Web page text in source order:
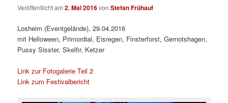
Veröffentlicht am2. Mai 2016vonStefan Frühauf
Losheim (Eventgelände), 29.04.2016
mit Helloween, Primordial, Eisregen, Finsterforst, Gernotshagen,
Pussy Sisster, Skelfir, Ketzer
Link zur Fotogalerie Teil 2
Link zum Festivalbericht